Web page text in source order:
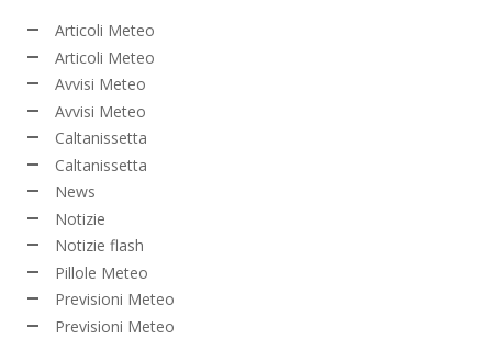
Articoli Meteo
Articoli Meteo
Avvisi Meteo
Avvisi Meteo
Caltanissetta
Caltanissetta
News
Notizie
Notizie flash
Pillole Meteo
Previsioni Meteo
Previsioni Meteo